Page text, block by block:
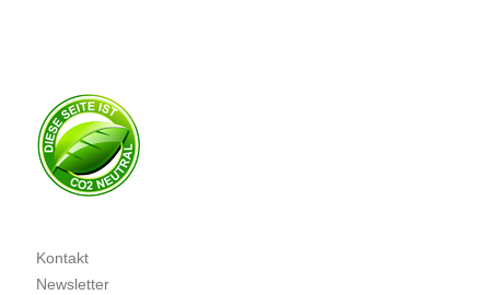
Kontakt
Newsletter